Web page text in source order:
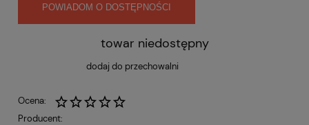
POWIADOM O DOSTĘPNOŚCI
towar niedostępny
dodaj do przechowalni
Ocena:
Producent: